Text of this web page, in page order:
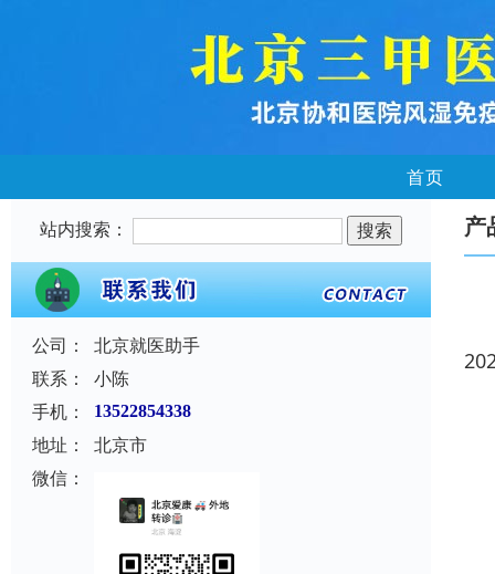
首页
站内搜索：
公司：
北京就医助手
联系：
小陈
手机：
13522854338
地址：
北京市
微信：
产